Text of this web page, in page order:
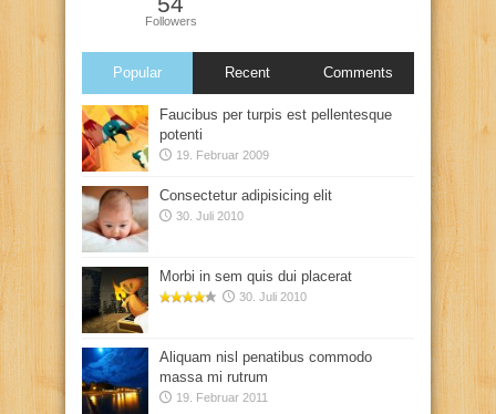
Followers
Popular Recent Comments
Faucibus per turpis est pellentesque
potenti
19. Februar 2009
Consectetur adipisicing elit
30. Juli 2010
Morbi in sem quis dui placerat
30. Juli 2010
Aliquam nisl penatibus commodo
massa mi rutrum
19. Februar 2011